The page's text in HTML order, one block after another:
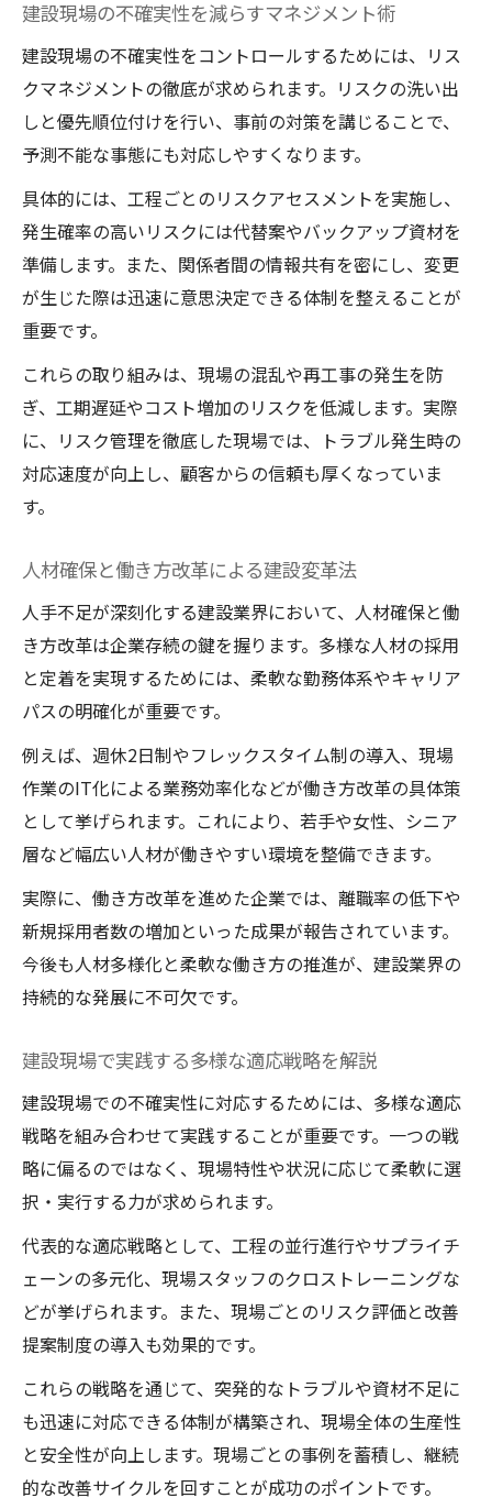
建設現場の不確実性を減らすマネジメント術
建設現場の不確実性をコントロールするためには、リス
クマネジメントの徹底が求められます。リスクの洗い出
しと優先順位付けを行い、事前の対策を講じることで、
予測不能な事態にも対応しやすくなります。
具体的には、工程ごとのリスクアセスメントを実施し、
発生確率の高いリスクには代替案やバックアップ資材を
準備します。また、関係者間の情報共有を密にし、変更
が生じた際は迅速に意思決定できる体制を整えることが
重要です。
これらの取り組みは、現場の混乱や再工事の発生を防
ぎ、工期遅延やコスト増加のリスクを低減します。実際
に、リスク管理を徹底した現場では、トラブル発生時の
対応速度が向上し、顧客からの信頼も厚くなっていま
す。
人材確保と働き方改革による建設変革法
人手不足が深刻化する建設業界において、人材確保と働
き方改革は企業存続の鍵を握ります。多様な人材の採用
と定着を実現するためには、柔軟な勤務体系やキャリア
パスの明確化が重要です。
例えば、週休2日制やフレックスタイム制の導入、現場
作業のIT化による業務効率化などが働き方改革の具体策
として挙げられます。これにより、若手や女性、シニア
層など幅広い人材が働きやすい環境を整備できます。
実際に、働き方改革を進めた企業では、離職率の低下や
新規採用者数の増加といった成果が報告されています。
今後も人材多様化と柔軟な働き方の推進が、建設業界の
持続的な発展に不可欠です。
建設現場で実践する多様な適応戦略を解説
建設現場での不確実性に対応するためには、多様な適応
戦略を組み合わせて実践することが重要です。一つの戦
略に偏るのではなく、現場特性や状況に応じて柔軟に選
択・実行する力が求められます。
代表的な適応戦略として、工程の並行進行やサプライチ
ェーンの多元化、現場スタッフのクロストレーニングな
どが挙げられます。また、現場ごとのリスク評価と改善
提案制度の導入も効果的です。
これらの戦略を通じて、突発的なトラブルや資材不足に
も迅速に対応できる体制が構築され、現場全体の生産性
と安全性が向上します。現場ごとの事例を蓄積し、継続
的な改善サイクルを回すことが成功のポイントです。